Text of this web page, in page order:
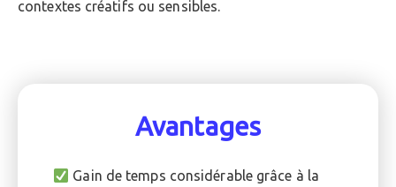
contextes créatifs ou sensibles.
Avantages
Gain de temps considérable grâce à la